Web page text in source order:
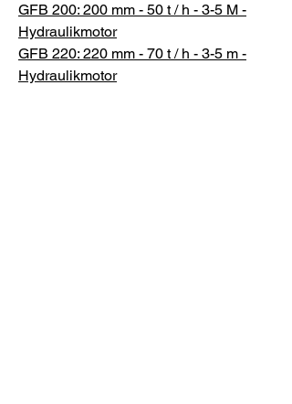
GFB 200: 200 mm - 50 t / h - 3-5 M -
Hydraulikmotor
GFB 220: 220 mm - 70 t / h - 3-5 m -
Hydraulikmotor